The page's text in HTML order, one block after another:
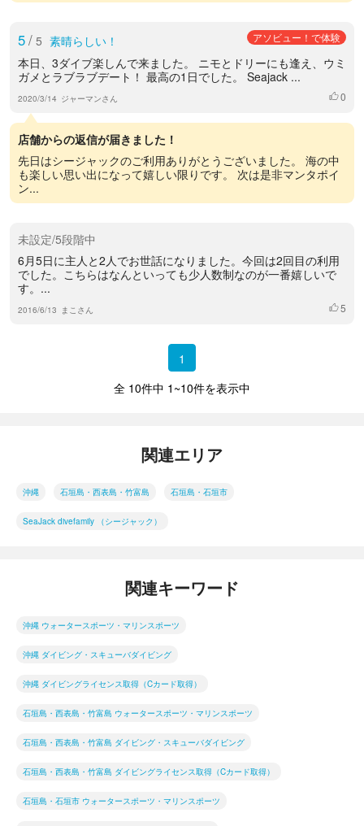
5/ 5 素晴らしい！ アソビュー！で体験
本日、3ダイブ楽しんで来ました。 ニモとドリーにも逢え、ウミ
ガメとラブラブデート！ 最高の1日でした。 Seajack ...
2020/3/14 ジャーマンさん いいね
0
店舗からの返信が届きました！
先日はシージャックのご利用ありがとうございました。 海の中
も楽しい思い出になって嬉しい限りです。 次は是非マンタポイ
ン...
未設定/5段階中
6月5日に主人と2人でお世話になりました。今回は2回目の利用
でした。こちらはなんといっても少人数制なのが一番嬉しいで
す。...
2016/6/13 まこさん いいね
5
1
全 10件中 1~10件を表示中
関連エリア
沖縄 石垣島・西表島・竹富島 石垣島・石垣市
SeaJack divefamily （シージャック）
関連キーワード
沖縄 ウォータースポーツ・マリンスポーツ
沖縄 ダイビング・スキューバダイビング
沖縄 ダイビングライセンス取得（Cカード取得）
石垣島・西表島・竹富島 ウォータースポーツ・マリンスポーツ
石垣島・西表島・竹富島 ダイビング・スキューバダイビング
石垣島・西表島・竹富島 ダイビングライセンス取得（Cカード取得）
石垣島・石垣市 ウォータースポーツ・マリンスポーツ